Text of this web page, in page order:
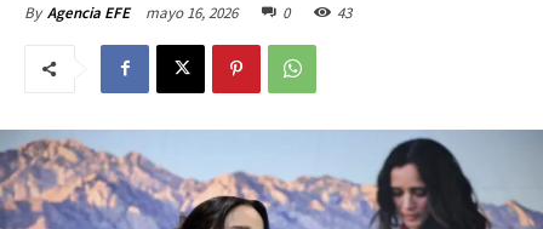
By Agencia EFE mayo 16, 2026 0 43